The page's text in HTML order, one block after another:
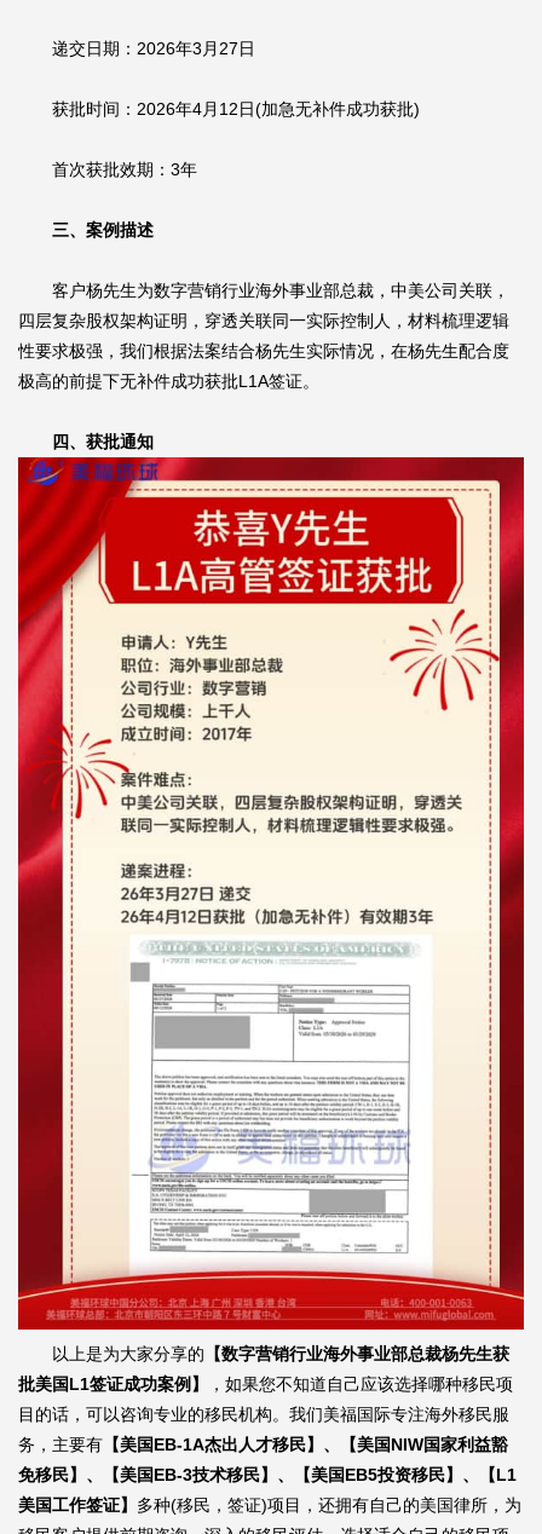
递交日期：2026年3月27日
获批时间：2026年4月12日(加急无补件成功获批)
首次获批效期：3年
三、案例描述
客户杨先生为数字营销行业海外事业部总裁，中美公司关联，
四层复杂股权架构证明，穿透关联同一实际控制人，材料梳理逻辑
性要求极强，我们根据法案结合杨先生实际情况，在杨先生配合度
极高的前提下无补件成功获批L1A签证。
四、获批通知
以上是为大家分享的 【数字营销行业海外事业部总裁杨先生获
批美国L1签证成功案例】
，如果您不知道自己应该选择哪种移民项
目的话，可以咨询专业的移民机构。我们美福国际专注海外移民服
务，主要有 【美国EB-1A杰出人才移民】、【美国NIW国家利益豁
免移民】、【美国EB-3技术移民】、【美国EB5投资移民】、【L1
美国工作签证】 多种(移民，签证)项目，还拥有自己的美国律所，为